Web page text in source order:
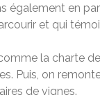
en
et qui
la charte
on
de vignes.